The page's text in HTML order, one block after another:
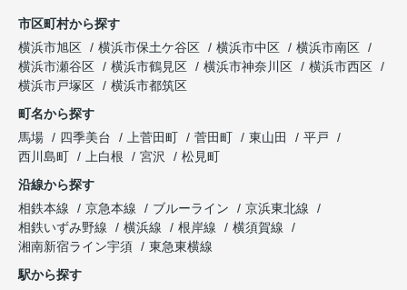
市区町村から探す
横浜市旭区
横浜市保土ケ谷区 横浜市中区
横浜市南区
横浜市瀬谷区
横浜市鶴見区 横浜市神奈川区
横浜市西区
横浜市戸塚区
横浜市都筑区
町名から探す
馬場
四季美台 上菅田町 菅田町 東山田
平戸
西川島町
上白根 宮沢
松見町
沿線から探す
相鉄本線
京急本線 ブルーライン
京浜東北線
相鉄いずみ野線
横浜線 根岸線
横須賀線
湘南新宿ライン宇須
東急東横線
駅から探す